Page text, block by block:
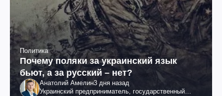
Политика
Почему поляки за украинский язык
бьют, а за русский – нет?
Анатолий Амелин3 дня назад
Украинский предприниматель, государственный